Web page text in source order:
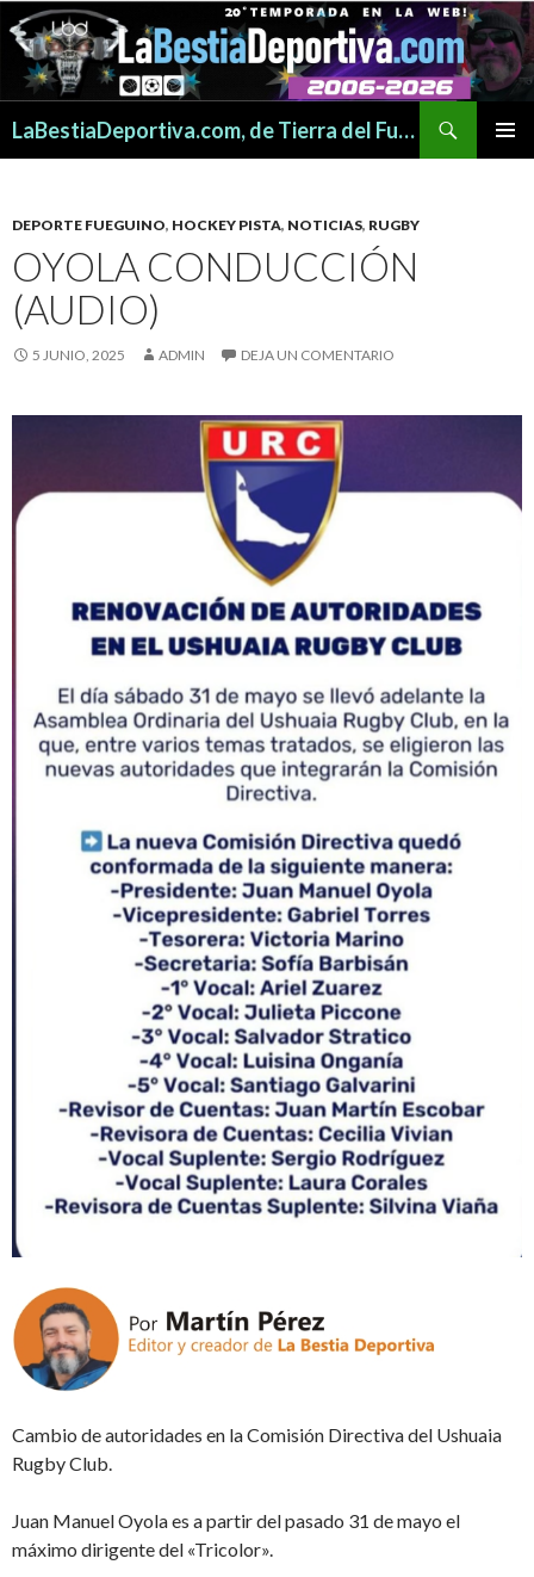
LaBestiaDeportiva.com, de Tierra del Fuego para todo el mundo
DEPORTE FUEGUINO, HOCKEY PISTA, NOTICIAS, RUGBY
OYOLA CONDUCCIÓN
(AUDIO)
5 JUNIO, 2025 ADMIN DEJA UN COMENTARIO
Cambio de autoridades en la Comisión Directiva del Ushuaia
Rugby Club.
Juan Manuel Oyola es a partir del pasado 31 de mayo el
máximo dirigente del «Tricolor».